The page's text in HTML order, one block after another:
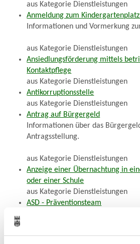
aus Kategorie Dienstleistungen
Anmeldung zum
Informationen und Vormerkung
aus Kategorie Dienstleistungen
Ansiedlungsförderung mittels
Kontaktpflege
aus Kategorie Dienstleistungen
Antikorruptionsstelle
aus Kategorie Dienstleistungen
Antrag auf Bürgergeld
Informationen über das
Antragsstellung.
aus Kategorie Dienstleistungen
Anzeige einer Übernachtung in
oder einer Schule
aus Kategorie Dienstleistungen
ASD - Präventionsteam
aus Kategorie Behörde und